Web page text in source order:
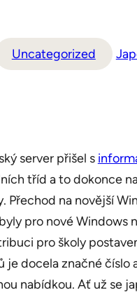
Uncategorized
server přišel s
tříd a to dokonce
Přechod na novější
pro nové Windows
pro školy
je docela značné číslo
nabídkou. Ať už se